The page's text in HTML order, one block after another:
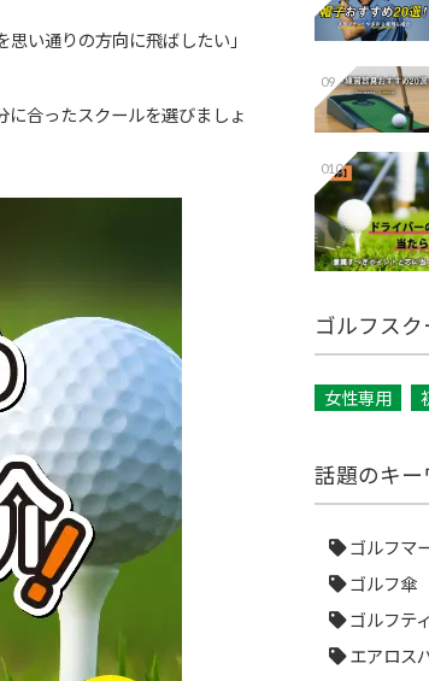
い通りの方向に飛ばしたい」
に合ったスクールを選びましょ
09
010
ゴルフスク
女性専用
話題のキー
ゴルフマ
ゴルフ傘
ゴルフテ
エアロス